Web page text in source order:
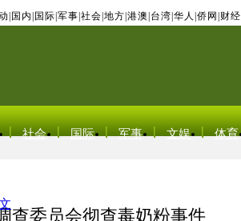
国内 国际 军事 社会 地方 港澳 台湾 华人 侨网 财经
社会 国际 军事 文娱 体育
查委员会彻查毒奶粉事件